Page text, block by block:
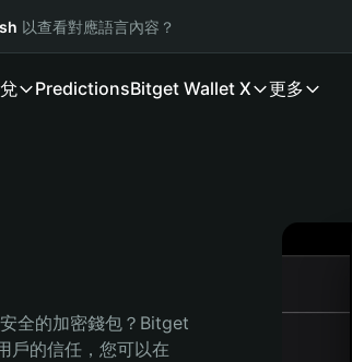
以查看對應語言內容？
PredictionsBitget Wallet X 更多
全的加密錢包？Bitget
戶的信任，您可以在